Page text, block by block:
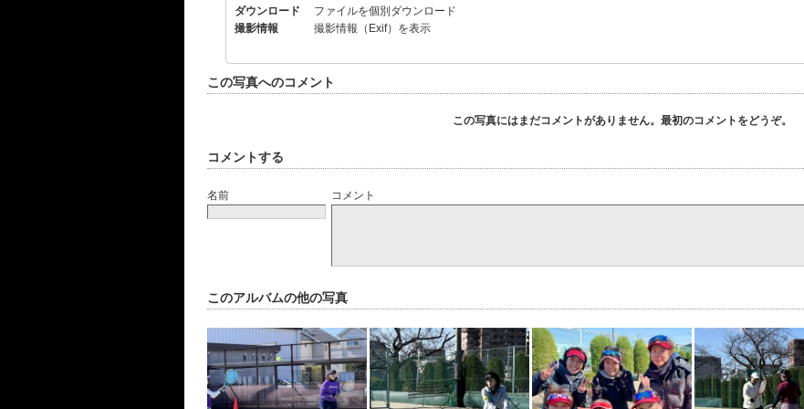
ダウンロード
ファイルを個別ダウンロード
撮影情報
撮影情報（Exif）を表示
この写真へのコメント
この写真にはまだコメントがありません。最初のコメントをどうぞ。
コメントする
名前 コメント
このアルバムの他の写真